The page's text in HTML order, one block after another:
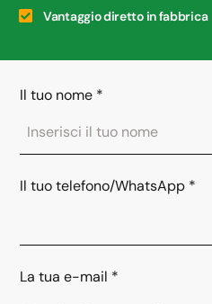
Vantaggio diretto in fabbrica
Il tuo nome *
Il tuo telefono/WhatsApp *
La tua e-mail *